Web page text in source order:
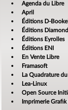
Agenda du Libre
April
Éditions D-
Éditions Diamond
Éditions Eyrolles
Éditions ENI
En Vente Libre
Framasoft
La Quadrature
Lea-Linux
Open Source
Imprimerie Grafik